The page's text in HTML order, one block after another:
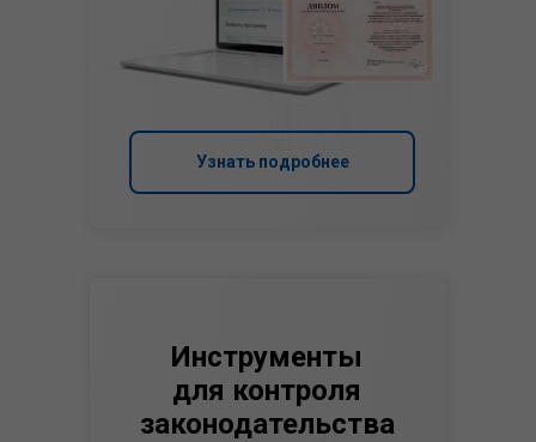
Инструменты
для контроля
законодательства
Узнать подробнее